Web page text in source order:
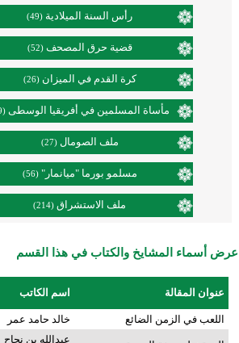
رأس السنة الميلادية (49)
قضية حرق المصحف (52)
كرة القدم في الميزان (26)
مأساة المسلمين في أفريقيا الوسطى (99)
ملف الصومال (27)
مسلمو بورما "ميانمار" (56)
ملف الاستشراق (214)
عرض أسماء المشايخ والكتاب في هذا القسم
عنوان المقالة اسم الكاتب
اللعب في الزمن الضائع خالد حامد عمر
عبدالله بن نجاح